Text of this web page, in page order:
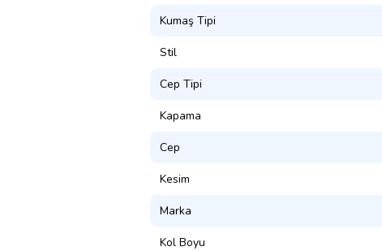
Kumaş Tipi
Stil
Cep Tipi
Kapama
Cep
Kesim
Marka
Kol Boyu